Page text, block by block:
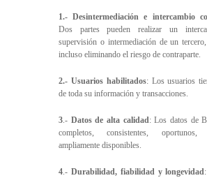
1.- Desintermediación e intercambio
Dos partes pueden realizar un
supervisión o intermediación de un
incluso eliminando el riesgo de contraparte.
2.- Usuarios habilitados: Los usuarios
de toda su información y transacciones.
3.- Datos de alta calidad: Los datos de
completos, consistentes,
ampliamente disponibles.
4.- Durabilidad, fiabilidad y longevidad